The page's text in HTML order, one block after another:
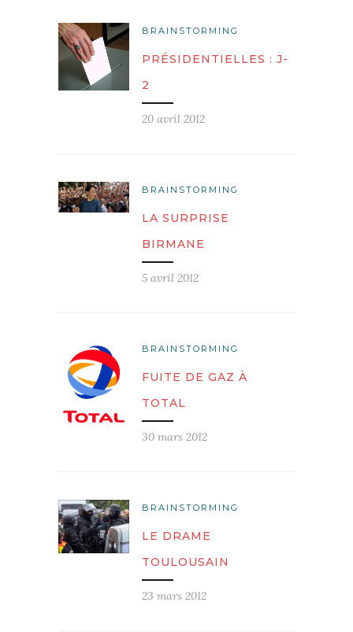
BRAINSTORMING
PRÉSIDENTIELLES : J-
2
20 avril 2012
BRAINSTORMING
LA SURPRISE
BIRMANE
5 avril 2012
BRAINSTORMING
FUITE DE GAZ À
TOTAL
30 mars 2012
BRAINSTORMING
LE DRAME
TOULOUSAIN
23 mars 2012